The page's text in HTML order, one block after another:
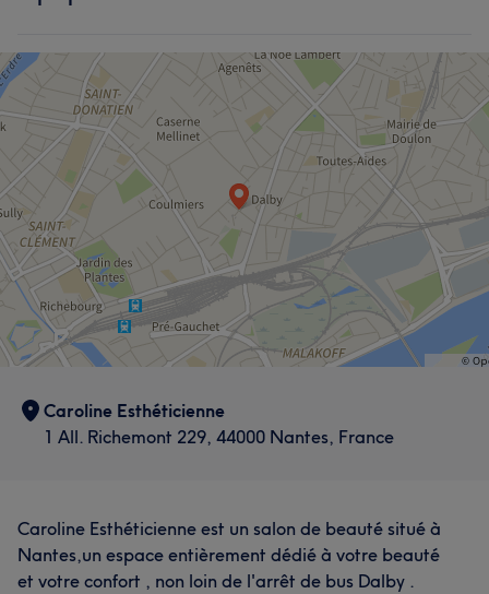
Caroline Esthéticienne
1 All. Richemont 229, 44000 Nantes, France
Caroline Esthéticienne est un salon de beauté situé à
Nantes,un espace entièrement dédié à votre beauté
et votre confort , non loin de l'arrêt de bus Dalby .